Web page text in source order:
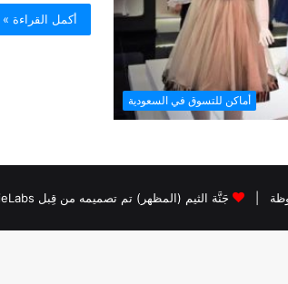
أماكن للتسوق في السعودية
أكمل القراءة »
جَنَّة الثيم (المظهر) تم تصميمه من قِبل TieLabs